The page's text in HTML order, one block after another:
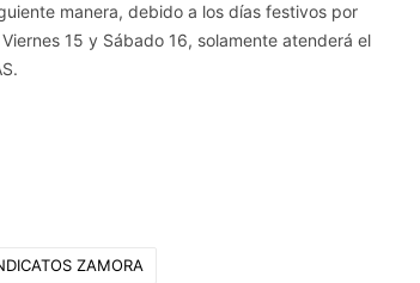
manera, debido a los días festivos por
15 y Sábado 16, solamente atenderá el
ZAMORA